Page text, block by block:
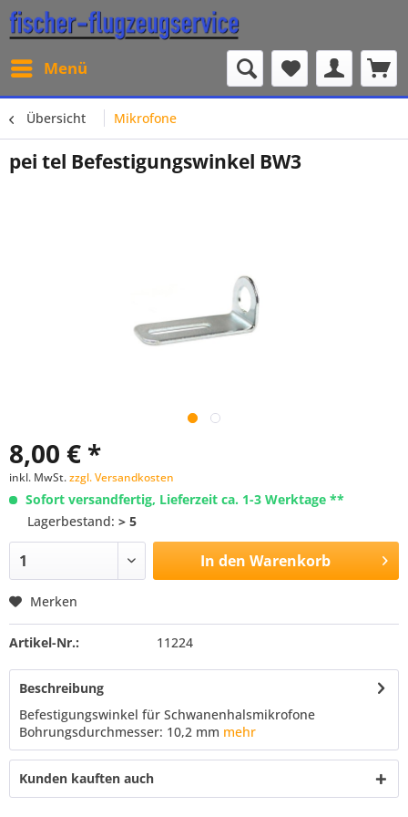
Menü
Übersicht Mikrofone
pei tel Befestigungswinkel BW3
8,00 € *
inkl. MwSt.zzgl. Versandkosten
Sofort versandfertig, Lieferzeit ca. 1-3 Werktage **
Lagerbestand: > 5
In den Warenkorb
Merken
Artikel-Nr.: 11224
Beschreibung
Befestigungswinkel für Schwanenhalsmikrofone
Bohrungsdurchmesser: 10,2 mm mehr
Kunden kauften auch